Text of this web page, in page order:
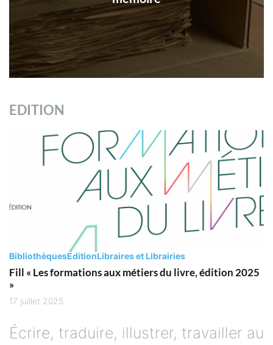
EDITION
BibliothèquesEditionLibraires et Librairies
Fill « Les formations aux métiers du livre, édition 2025
»
17 juillet 2025
Écrire, traduire, illustrer, travailler au